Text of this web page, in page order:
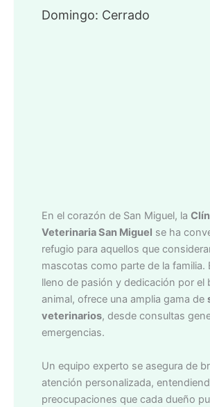
Domingo: Cerrado
En el corazón de San Miguel, la
Veterinaria San Miguel se ha
refugio para aquellos que
mascotas como parte de la familia.
lleno de pasión y dedicación por el
animal, ofrece una amplia gama de
veterinarios, desde consultas
emergencias.
Un equipo experto se asegura de
atención personalizada,
preocupaciones que cada dueño